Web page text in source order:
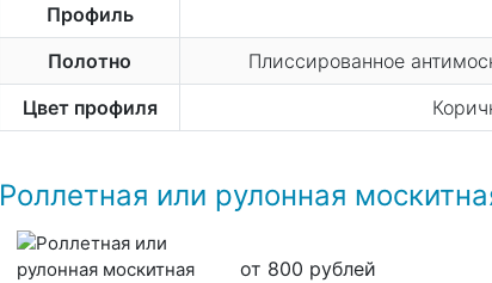
Профиль
Полотно
Плиссированное
Цвет профиля
Роллетная или рулонная
от 800 рублей